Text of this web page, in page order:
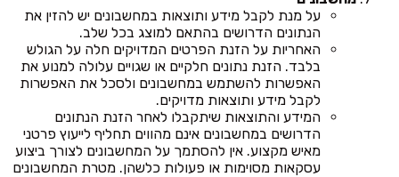
על מנת לקבל מידע ותוצאות במחשבונים יש להזין את
הנתונים הדרושים בהתאם למוצג בכל שלב.
האחריות על הזנת הפרטים המדויקים חלה על הגולש
בלבד. הזנת נתונים חלקיים או שגויים עלולה למנוע את
האפשרות להשתמש במחשבונים ולסכל את האפשרות
לקבל מידע ותוצאות מדויקים.
המידע והתוצאות שיתקבלו לאחר הזנת הנתונים
הדרושים במחשבונים אינם מהווים תחליף לייעוץ פרטני
מאיש מקצוע. אין להסתמך על המחשבונים לצורך ביצוע
עסקאות מסוימות או פעולות כלשהן. מטרת המחשבונים